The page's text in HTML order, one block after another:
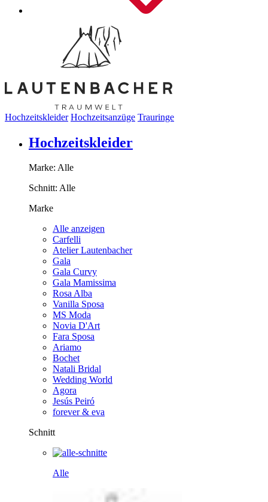
Hochzeitskleider Hochzeitsanzüge Trauringe
Hochzeitskleider
Marke: Alle
Schnitt: Alle
Marke
Alle anzeigen
Carfelli
Atelier Lautenbacher
Gala
Gala Curvy
Gala Mamissima
Rosa Alba
Vanilla Sposa
MS Moda
Novia D'Art
Fara Sposa
Ariamo
Bochet
Natali Bridal
Wedding World
Agora
Jesús Peiró
forever & eva
Schnitt
Alle